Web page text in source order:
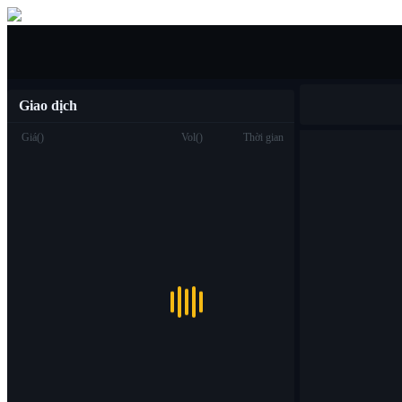
Giao dịch
Giá() Vol () Thời gian